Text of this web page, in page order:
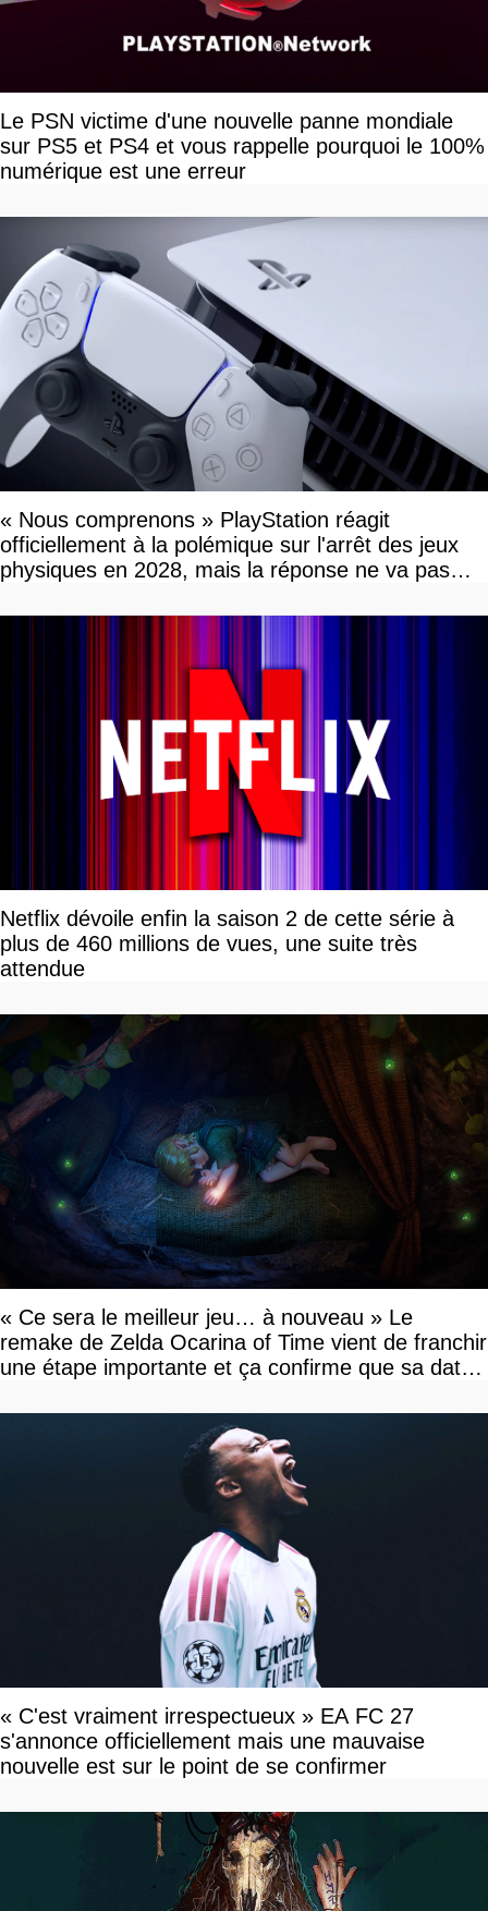
Le PSN victime d'une nouvelle panne mondiale
sur PS5 et PS4 et vous rappelle pourquoi le 100%
numérique est une erreur
« Nous comprenons » PlayStation réagit
officiellement à la polémique sur l'arrêt des jeux
physiques en 2028, mais la réponse ne va pas
Netflix dévoile enfin la saison 2 de cette série à
plus de 460 millions de vues, une suite très
attendue
« Ce sera le meilleur jeu… à nouveau » Le
remake de Zelda Ocarina of Time vient de franchir
une étape importante et ça confirme que sa date
« C'est vraiment irrespectueux » EA FC 27
s'annonce officiellement mais une mauvaise
nouvelle est sur le point de se confirmer